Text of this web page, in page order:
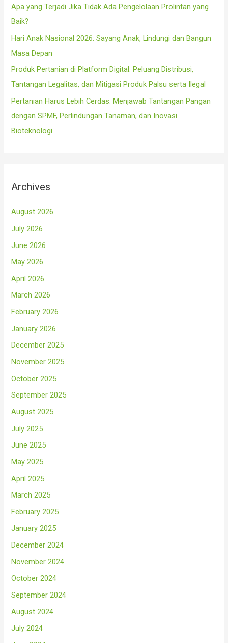
Apa yang Terjadi Jika Tidak Ada Pengelolaan Prolintan yang
Baik?
Hari Anak Nasional 2026: Sayang Anak, Lindungi dan Bangun
Masa Depan
Produk Pertanian di Platform Digital: Peluang Distribusi,
Tantangan Legalitas, dan Mitigasi Produk Palsu serta Ilegal
Pertanian Harus Lebih Cerdas: Menjawab Tantangan Pangan
dengan SPMF, Perlindungan Tanaman, dan Inovasi
Bioteknologi
Archives
August 2026
July 2026
June 2026
May 2026
April 2026
March 2026
February 2026
January 2026
December 2025
November 2025
October 2025
September 2025
August 2025
July 2025
June 2025
May 2025
April 2025
March 2025
February 2025
January 2025
December 2024
November 2024
October 2024
September 2024
August 2024
July 2024